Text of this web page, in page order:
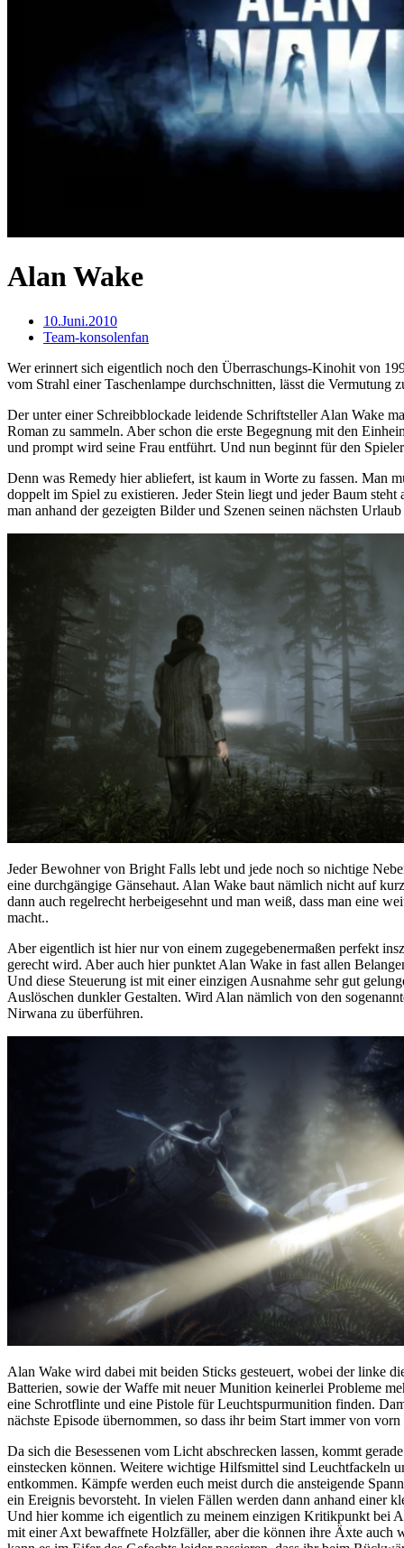
Alan Wake
10.Juni.2010
Team-konsolenfan
Wer erinnert sich eigentlich noch den Überraschungs-Kinohit von
vom Strahl einer Taschenlampe durchschnitten, lässt die
Der unter einer Schreibblockade leidende Schriftsteller Alan Wake
Roman zu sammeln. Aber schon die erste Begegnung mit den
und prompt wird seine Frau entführt. Und nun beginnt für den
Denn was Remedy hier abliefert, ist kaum in Worte zu fassen. Man
doppelt im Spiel zu existieren. Jeder Stein liegt und jeder Baum
man anhand der gezeigten Bilder und Szenen seinen nächsten
Jeder Bewohner von Bright Falls lebt und jede noch so nichtige
eine durchgängige Gänsehaut. Alan Wake baut nämlich nicht auf
dann auch regelrecht herbeigesehnt und man weiß, dass man eine
macht..
Aber eigentlich ist hier nur von einem zugegebenermaßen perfekt
gerecht wird. Aber auch hier punktet Alan Wake in fast allen
Und diese Steuerung ist mit einer einzigen Ausnahme sehr gut
Auslöschen dunkler Gestalten. Wird Alan nämlich von den
Nirwana zu überführen.
Alan Wake wird dabei mit beiden Sticks gesteuert, wobei der linke
Batterien, sowie der Waffe mit neuer Munition keinerlei Probleme
eine Schrotflinte und eine Pistole für Leuchtspurmunition finden.
nächste Episode übernommen, so dass ihr beim Start immer von
Da sich die Besessenen vom Licht abschrecken lassen, kommt
einstecken können. Weitere wichtige Hilfsmittel sind Leuchtfackeln
entkommen. Kämpfe werden euch meist durch die ansteigende
ein Ereignis bevorsteht. In vielen Fällen werden dann anhand einer
Und hier komme ich eigentlich zu meinem einzigen Kritikpunkt bei
mit einer Axt bewaffnete Holzfäller, aber die können ihre Äxte auch